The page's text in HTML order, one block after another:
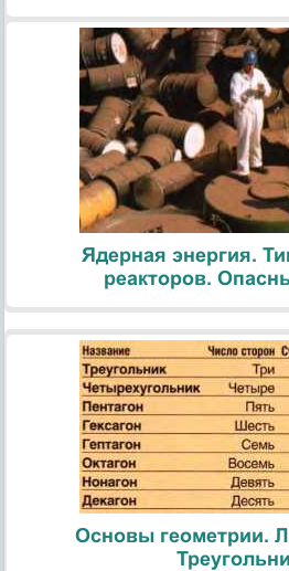
Ядерная энергия.
реакторов.
Основы геометрии.